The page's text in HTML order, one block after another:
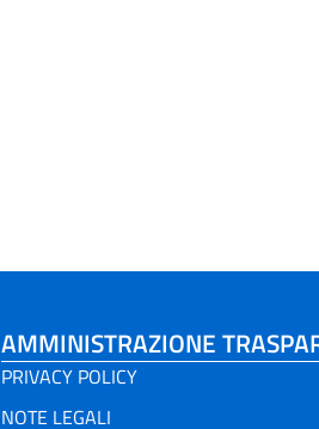
AMMINISTRAZIONE
PRIVACY POLICY
NOTE LEGALI